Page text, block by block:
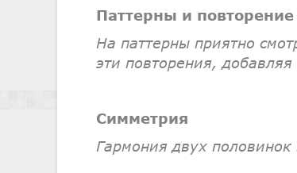
Паттерны и
На паттерны приятно
эти повторения, добавляя
Симметрия
Гармония двух половинок